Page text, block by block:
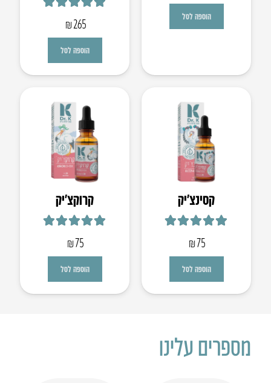
הוספה לסל ₪265
הוספה לסל
קסינצ’יק
₪75
הוספה לסל
קרוקצ׳יק
₪75
הוספה לסל
מספרים עלינו